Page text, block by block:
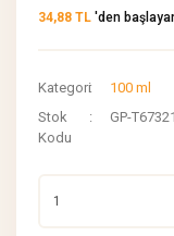
34,88 TL 'den
Kategori
100 ml
Stok
Kodu
GP-